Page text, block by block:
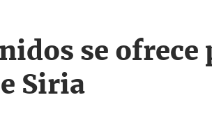
se
Siria